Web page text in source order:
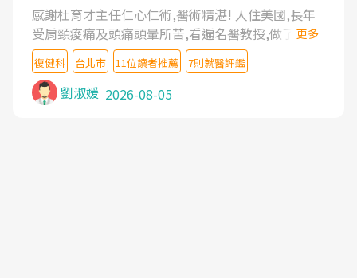
感謝杜育才主任仁心仁術,醫術精湛! 人住美國,長年
受肩頸痠痛及頭痛頭暈所苦,看遍名醫教授,做了各種
檢查,也嘗試過西醫打針,中醫針灸及物理徒手治療都
沒有用,後來連吃到嗎啡類止痛藥都效果有限,只是壓
症狀,沒多久就痛起來,多年失眠嚴重影響生活品質.
台灣親友介紹忠孝醫院杜育才主任是頸頭症候群專
更多
復健科 台北市 11位讀者推薦 7則就醫評鑑
劉淑媛 2026-08-05